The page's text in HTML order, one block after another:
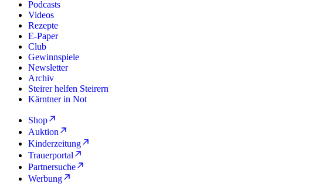
Podcasts
Videos
Rezepte
E-Paper
Club
Gewinnspiele
Newsletter
Archiv
Steirer helfen Steirern
Kärntner in Not
Shop
Auktion
Kinderzeitung
Trauerportal
Partnersuche
Werbung